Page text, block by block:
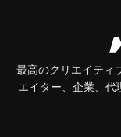
最高のクリエイティ
エイター、企業、